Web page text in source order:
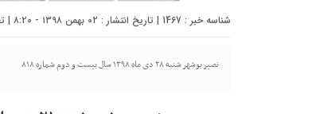
شناسه خبر : 1467 | تاریخ انتشار : ۰۲ بهمن ۱۳۹۸ - ۸:۲۰ | تعداد دیدگاه :
نصیر بوشهر شنبه ۲۸ دی ماه ۱۳۹۸ سال بیست و دوم شماره ۸۱۸